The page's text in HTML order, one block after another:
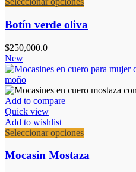
página
producto
tiene
múltiples
se
pueden
elegir
página
de
Botín verde oliva
$250,000.0
New
Add to compare
Quick view
Add to wishlist
Seleccionar opcionesEste
tiene
Mocasín Mostaza